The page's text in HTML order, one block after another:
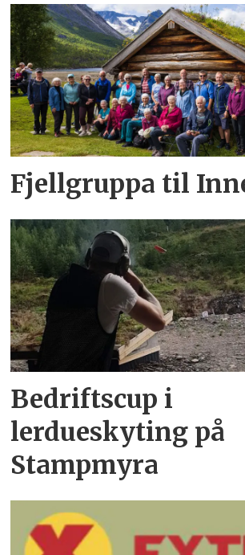
Fjellgruppa til
Bedriftscup i
lerdueskyting på
Stampmyra